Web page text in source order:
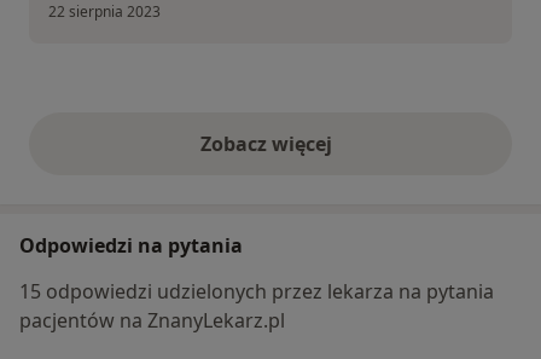
22 sierpnia 2023
Zobacz więcejopinie powyżej
Odpowiedzi na pytania
15 odpowiedzi udzielonych przez lekarza na pytania
pacjentów na ZnanyLekarz.pl